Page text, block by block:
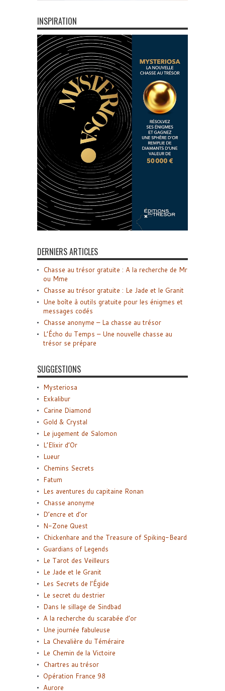
INSPIRATION
DERNIERS ARTICLES
Chasse au trésor gratuite : A la recherche de Mr
ou Mme
Chasse au trésor gratuite : Le Jade et le Granit
Une boîte à outils gratuite pour les énigmes et
messages codés
Chasse anonyme – La chasse au trésor
L’Écho du Temps – Une nouvelle chasse au
trésor se prépare
SUGGESTIONS
Mysteriosa
Exkalibur
Carine Diamond
Gold & Crystal
Le jugement de Salomon
L’Elixir d’Or
Lueur
Chemins Secrets
Fatum
Les aventures du capitaine Ronan
Chasse anonyme
D’encre et d’or
N-Zone Quest
Chickenhare and the Treasure of Spiking-Beard
Guardians of Legends
Le Tarot des Veilleurs
Le Jade et le Granit
Les Secrets de l’Égide
Le secret du destrier
Dans le sillage de Sindbad
A la recherche du scarabée d’or
Une journée fabuleuse
La Chevalière du Téméraire
Le Chemin de la Victoire
Chartres au trésor
Opération France 98
Aurore